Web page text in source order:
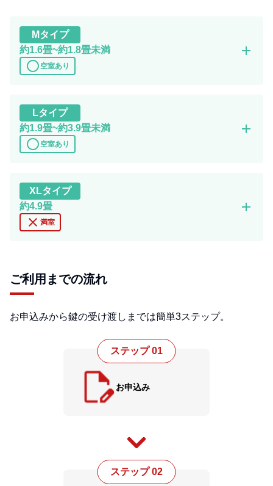
Mタイプ
約1.6畳~約1.8畳未満
circle 空室あり
add
Lタイプ
約1.9畳~約3.9畳未満
circle 空室あり
add
XLタイプ
約4.9畳
close 満室
add
ご利用までの流れ
お申込みから鍵の受け渡しまでは簡単3ステップ。
ステップ 01
お申込み
ステップ 02